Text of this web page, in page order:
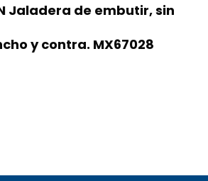
Jaladera de embutir, sin
y contra. MX67028